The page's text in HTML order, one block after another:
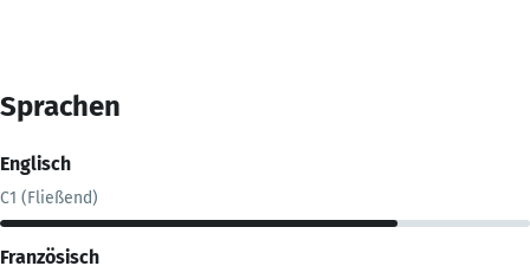
Sprachen
Englisch
C1 (Fließend)
Französisch